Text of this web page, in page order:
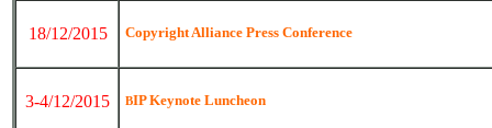
18/12/2015 Copyright Alliance Press Conference
3-4/12/2015 BIP Keynote Luncheon